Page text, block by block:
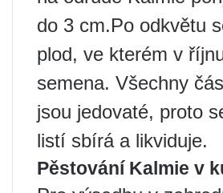
do 3 cm.Po odkvětu
plod, ve kterém v
semena. Všechny
jsou jedovaté, proto
listí sbírá a likviduje.
Pěstování Kalmie v